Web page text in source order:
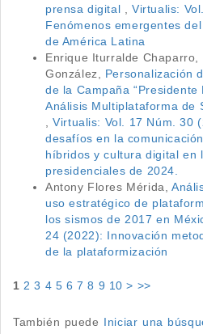
prensa digital
,Virtualis:
Fenómenos emergentes
de América Latina
Enrique Iturralde Chaparro,
González, Personalización
de la Campaña “Presidente
Análisis Multiplataforma de
,Virtualis: Vol. 17 Núm. 30
desafíos en la
híbridos y cultura digital en
presidenciales de 2024.
Antony Flores Mérida,
uso estratégico de
los sismos de 2017 en
24 (2022): Innovación
de la plataformización
1 2 3 4 5 6 7 8 9 10 > >>
También puede Iniciar una